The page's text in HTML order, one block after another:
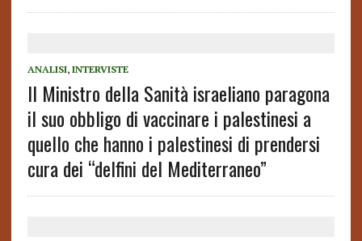
ANALISI, INTERVISTE
Il Ministro della Sanità israeliano paragona
il suo obbligo di vaccinare i palestinesi a
quello che hanno i palestinesi di prendersi
cura dei “delfini del Mediterraneo”